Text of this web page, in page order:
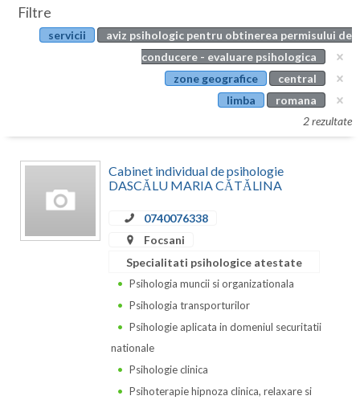
Botosani
Caras-Severin
Articole
Evenimente
Filtre
servicii
aviz psihologic pentru obtinerea permisului de
conducere - evaluare psihologica
zone geografice
central
limba
romana
2 rezultate
Cabinet individual de psihologie
DASCĂLU MARIA CĂTĂLINA
0740076338
Focsani
Specialitati psihologice atestate
Psihologia muncii si organizationala
Psihologia transporturilor
Psihologie aplicata in domeniul securitatii
nationale
Psihologie clinica
Psihoterapie hipnoza clinica, relaxare si